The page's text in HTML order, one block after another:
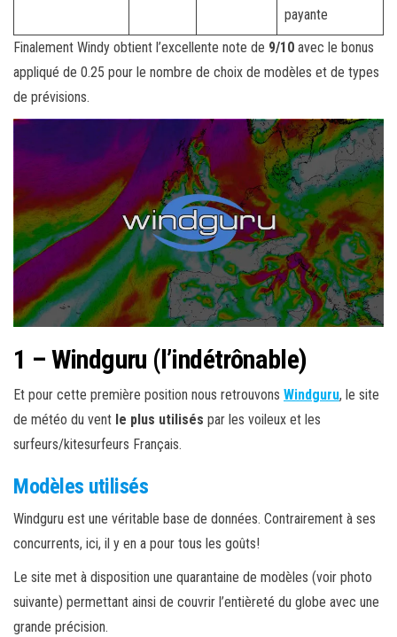
payante
Finalement Windy obtient l’excellente note de 9/10 avec le bonus
appliqué de 0.25 pour le nombre de choix de modèles et de types
de prévisions.
1 – Windguru (l’indétrônable)
Et pour cette première position nous retrouvons Windguru, le site
de météo du vent le plus utilisés par les voileux et les
surfeurs/kitesurfeurs Français.
Modèles utilisés
Windguru est une véritable base de données. Contrairement à ses
concurrents, ici, il y en a pour tous les goûts!
Le site met à disposition une quarantaine de modèles (voir photo
suivante) permettant ainsi de couvrir l’entièreté du globe avec une
grande précision.